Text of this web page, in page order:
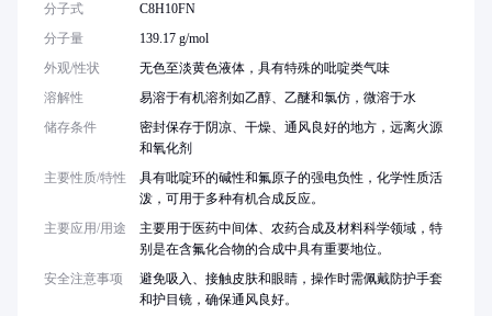
分子式
C8H10FN
分子量
139.17 g/mol
外观/性状
无色至淡黄色液体，具有特殊的吡啶类气味
溶解性
易溶于有机溶剂如乙醇、乙醚和氯仿，微溶于水
储存条件
密封保存于阴凉、干燥、通风良好的地方，远离火源
和氧化剂
主要性质/特性
具有吡啶环的碱性和氟原子的强电负性，化学性质活
泼，可用于多种有机合成反应。
主要应用/用途
主要用于医药中间体、农药合成及材料科学领域，特
别是在含氟化合物的合成中具有重要地位。
安全注意事项
避免吸入、接触皮肤和眼睛，操作时需佩戴防护手套
和护目镜，确保通风良好。